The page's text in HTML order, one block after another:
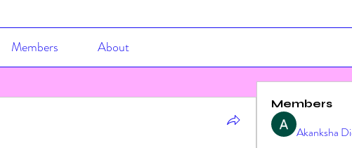
Members About
Members
Akanksha